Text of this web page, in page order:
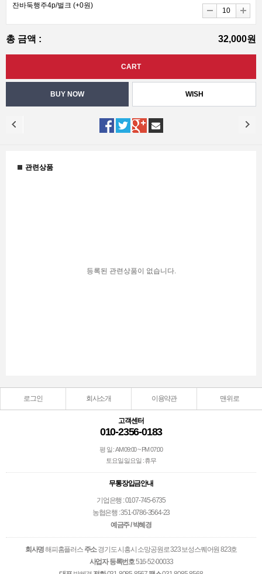
잔바둑행주4p/벌크 (+0원)
총 금액 : 32,000원
WISH
관련상품
등록된 관련상품이 없습니다.
로그인 회사소개 이용약관 맨위로
고객센터
010-2356-0183
평 일 : AM 09:00 ~ PM 07:00
토요일.일요일 : 휴무
무통장입금안내
기업은행 : 0107-745-6735
농협은행 : 351-0786-3564-23
예금주 / 박혜경
회사명해피홈플러스 주소경기도 시흥시 소망공원로 323 보성스퀘어원 823호
사업자 등록번호516-52-00033